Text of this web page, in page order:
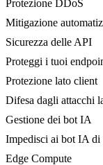
Protezione DDoS
Mitigazione
Sicurezza delle API
Proteggi i tuoi
Protezione lato client
Difesa dagli attacchi
Gestione dei bot IA
Impedisci ai bot IA di
Edge Compute